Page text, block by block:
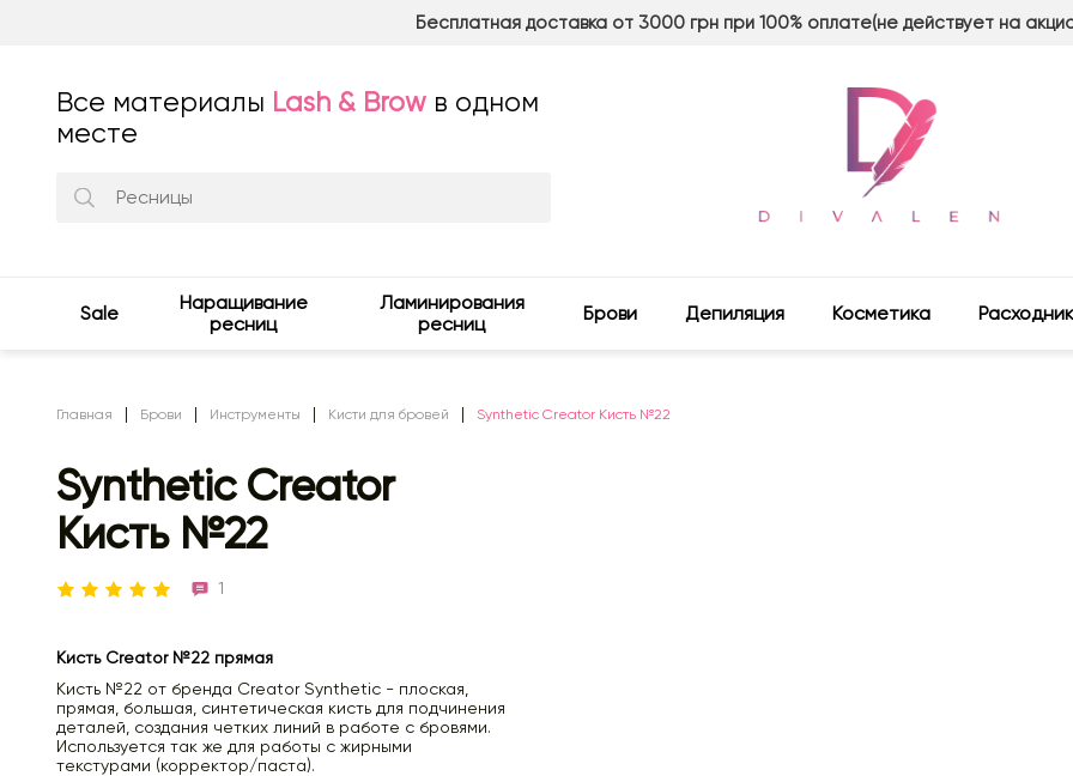
Бесплатная доставка от 3000 грн при 100% оплате(не действует на
Все материалы Lash & Brow в одном
месте
Sale
Наращивание
ресниц
Ламинирования
ресниц
Брови Депиляция Косметика
Главная Брови Инструменты Кисти для бровей Synthetic Creator Кисть №22
Synthetic Creator
Кисть №22
1
Кисть Creator №22 прямая
Кисть №22 от бренда Creator Synthetic - плоская,
прямая, большая, синтетическая кисть для подчинения
деталей, создания четких линий в работе с бровями.
Используется так же для работы с жирными
текстурами (корректор/паста).